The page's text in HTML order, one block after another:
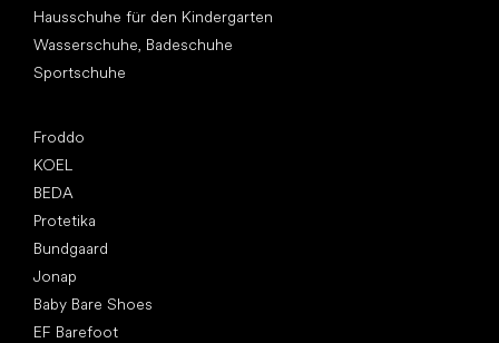
Hausschuhe für den Kindergarten
Wasserschuhe, Badeschuhe
Sportschuhe
Froddo
KOEL
BEDA
Protetika
Bundgaard
Jonap
Baby Bare Shoes
EF Barefoot